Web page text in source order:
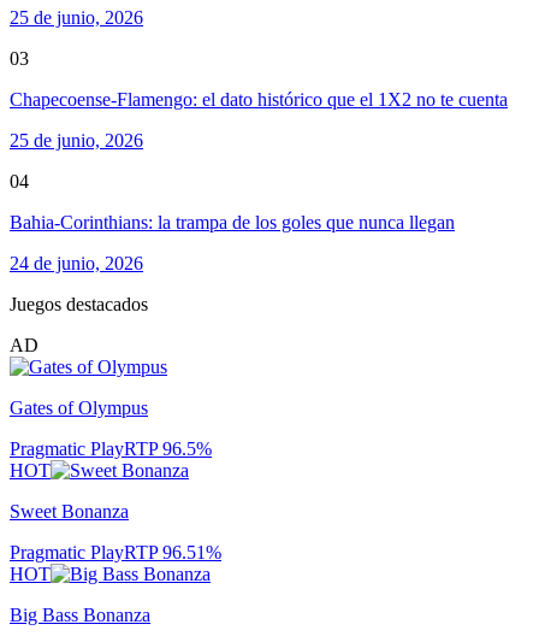
25 de junio, 2026
03
Chapecoense-Flamengo: el dato histórico que el 1X2 no te cuenta
25 de junio, 2026
04
Bahia-Corinthians: la trampa de los goles que nunca llegan
24 de junio, 2026
Juegos destacados
AD
Gates of Olympus
Pragmatic PlayRTP96.5%
HOT
Sweet Bonanza
Pragmatic PlayRTP96.51%
HOT
Big Bass Bonanza